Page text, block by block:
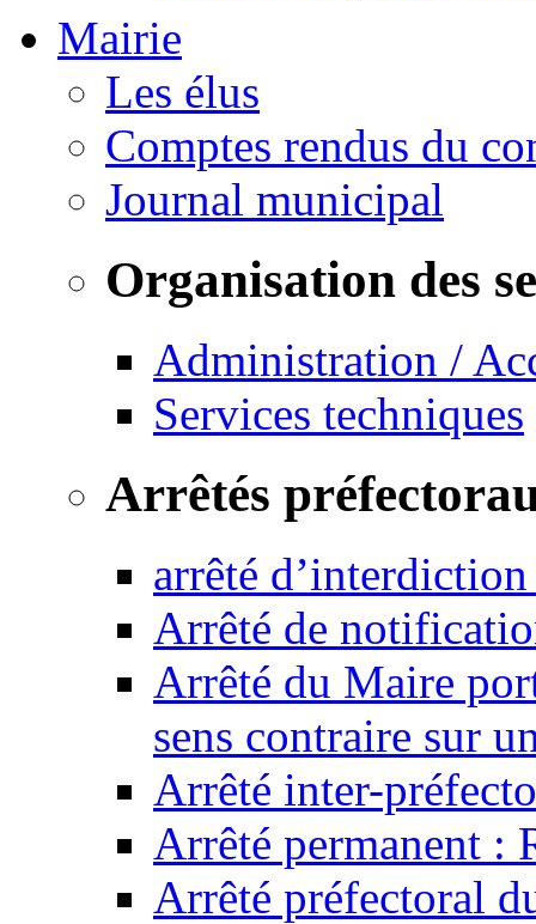
Mairie
Les élus
Comptes rendus du
Journal municipal
Organisation des
Administration /
Services techniques
Arrêtés
arrêté
Arrêté de
Arrêté du Maire
sens contraire sur
Arrêté inter-
Arrêté permanent :
Arrêté préfectoral